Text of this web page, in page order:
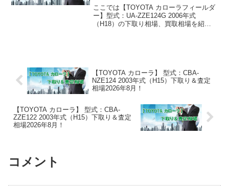
年8月！
ここでは【TOYOTA カローラフィールダ
ー】型式：UA-ZZE124G 2006年式
（H18）の下取り相場、買取相場を紹介
【TOYOTA カローラ】 型式：CBA-
NZE124 2003年式（H15）下取り＆査定
相場2026年8月！
【TOYOTA カローラ】 型式：CBA-
ZZE122 2003年式（H15）下取り＆査定
相場2026年8月！
コメント